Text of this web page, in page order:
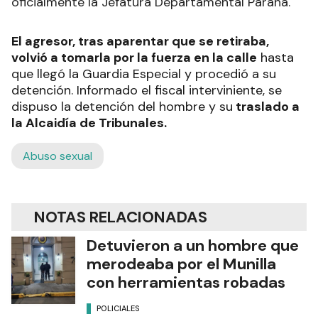
El agresor, tras aparentar que se retiraba,
volvió a tomarla por la fuerza en la calle hasta
que llegó la Guardia Especial y procedió a su
detención. Informado el fiscal interviniente, se
dispuso la detención del hombre y su traslado a
la Alcaidía de Tribunales.
Abuso sexual
NOTAS RELACIONADAS
Detuvieron a un hombre que
merodeaba por el Munilla
con herramientas robadas
POLICIALES